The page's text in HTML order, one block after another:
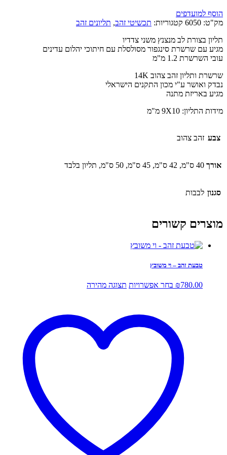
הוסף למועדפים
מק"ט: 6050 קטגוריות: תכשיטי זהב, תליונים זהב
תליון בצורת לב מנצנץ משני צדדיו
מגיע עם שרשרת סינגפור מסולסלת עם חיתוכי יהלום עדינים
עובי השרשרת 1.2 מ"מ
שרשרת ותליון זהב צהוב 14K
נבדק ואושר ע"י מכון התקנים הישראלי
מגיע באריזת מתנה
מידות התליון: 9X10 מ"מ
צבע זהב צהוב
אורך 40 ס"מ, 42 ס"מ, 45 ס"מ, 50 ס"מ, תליון בלבד
סגנון לבבות
מוצרים קשורים
טבעת זהב – וי משובץ
₪780.00 בחר אפשרויות למוצר
סוגים.
ניתן
לבחור
תצוגה מהירה